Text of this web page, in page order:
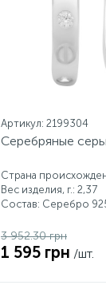
Артикул: 2199304
Серебряные
Страна
Вес изделия, г.: 2,37
Состав: Серебро
3 952.30 грн
1 595 грн /шт.